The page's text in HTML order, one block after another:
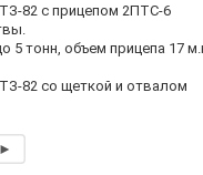
82 с прицепом 2ПТС-6
5 тонн, объем прицепа 17
82 со щеткой и отвалом